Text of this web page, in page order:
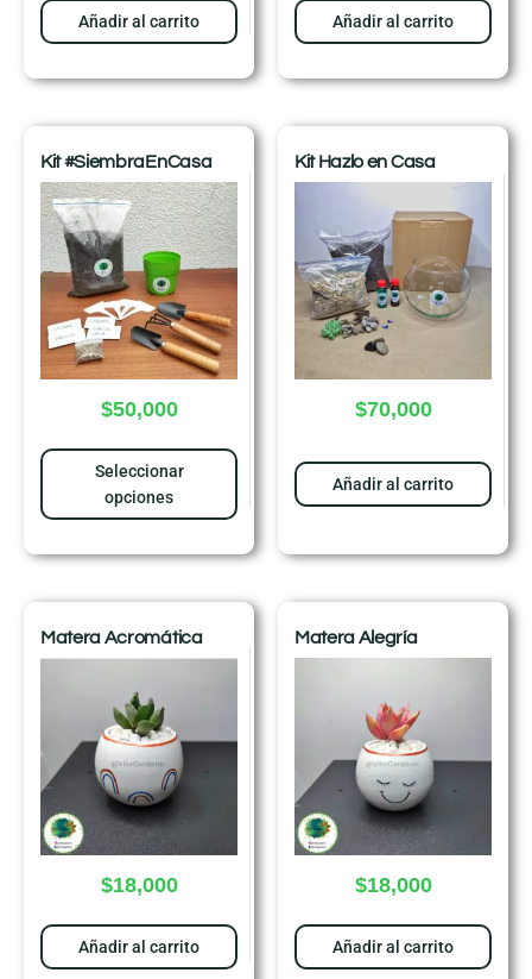
Añadir al carrito Añadir al carrito
Kit #SiembraEnCasa
$50,000
Seleccionar
opciones
Kit Hazlo en Casa
$70,000
Añadir al carrito
Matera Acromática
$18,000
Añadir al carrito
Matera Alegría
$18,000
Añadir al carrito